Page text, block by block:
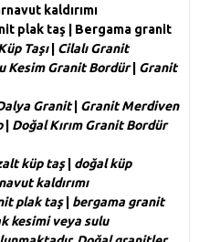
kaldırımı
plak taş | Bergama granit
Taşı| Cilalı Granit
Kesim Granit Bordür| Granit
Granit| Granit Merdiven
| Doğal Kırım Granit Bordür
küp taş| doğal küp
kaldırımı
plak taş| bergama granit
kesimi veya sulu